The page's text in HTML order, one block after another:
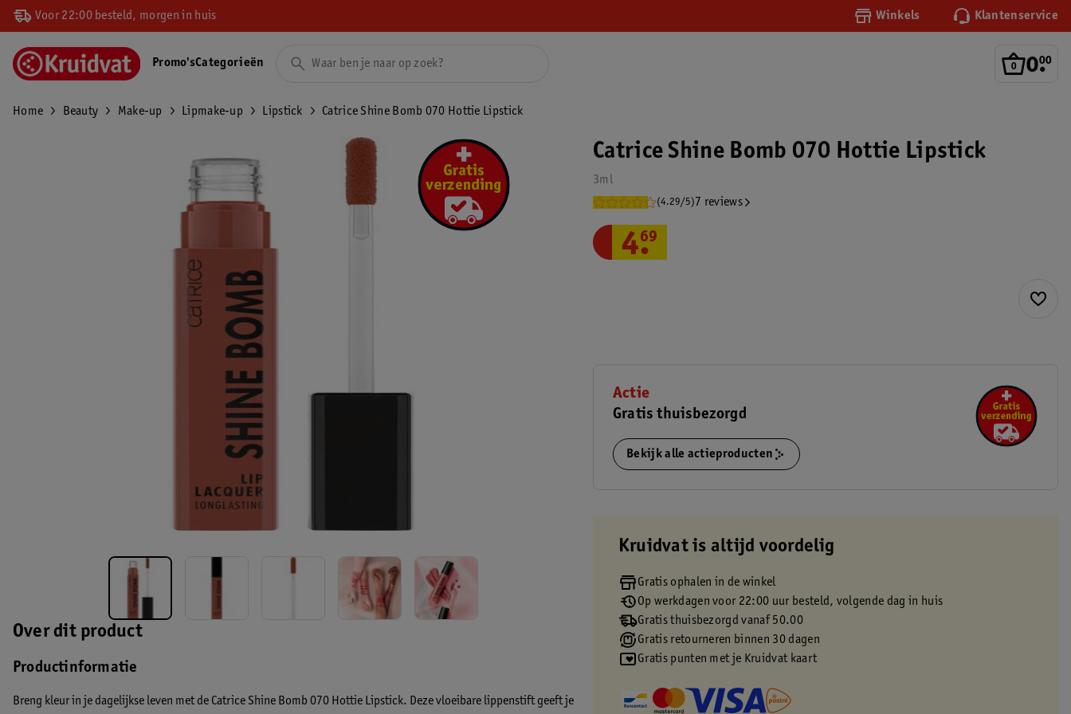
Voor 22:00 besteld, morgen in huis Winkels Klantenservice
0.
00
Promo'sCategorieën
Home Beauty Make-up Lipmake-up Lipstick Catrice Shine Bomb 070 Hottie Lipstick
Over dit product
Productinformatie
Breng kleur in je dagelijkse leven met de Catrice Shine Bomb 070 Hottie Lipstick. Deze vloeibare lippenstift geeft je
Catrice Shine Bomb 070 Hottie Lipstick
3ml
(4.29/5) 7 reviews
4.
69
Actie
Gratis thuisbezorgd
Bekijk alle actieproducten
Kruidvat is altijd voordelig
Gratis ophalen in de winkel
Op werkdagen voor 22:00 uur besteld, volgende dag in huis
Gratis thuisbezorgd vanaf 50.00
Gratis retourneren binnen 30 dagen
Gratis punten met je Kruidvat kaart